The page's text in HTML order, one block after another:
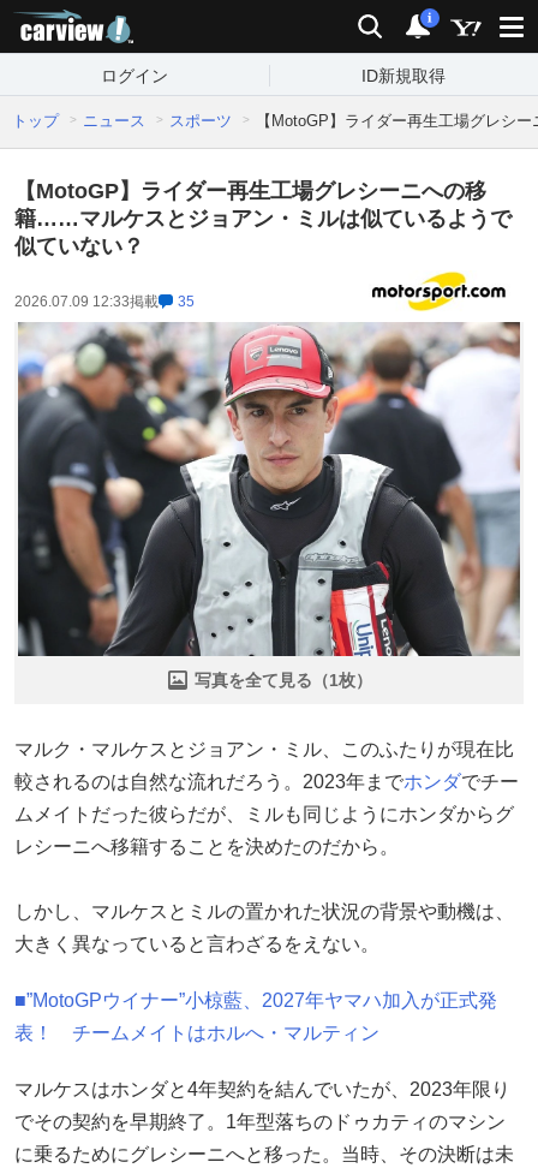
検索 通知
i
ログイン ID新規取得
トップ ニュース スポーツ 【MotoGP】ライダー再生工場グレシ
【MotoGP】ライダー再生工場グレシーニへの移
籍……マルケスとジョアン・ミルは似ているようで
似ていない？
2026.07.09 12:33掲載 35
写真を全て見る（1枚）
マルク・マルケスとジョアン・ミル、このふたりが現在比
較されるのは自然な流れだろう。2023年までホンダでチー
ムメイトだった彼らだが、ミルも同じようにホンダからグ
レシーニへ移籍することを決めたのだから。
しかし、マルケスとミルの置かれた状況の背景や動機は、
大きく異なっていると言わざるをえない。
■”MotoGPウイナー”小椋藍、2027年ヤマハ加入が正式発
表！ チームメイトはホルへ・マルティン
マルケスはホンダと4年契約を結んでいたが、2023年限り
でその契約を早期終了。1年型落ちのドゥカティのマシン
に乗るためにグレシーニへと移った。当時、その決断は未